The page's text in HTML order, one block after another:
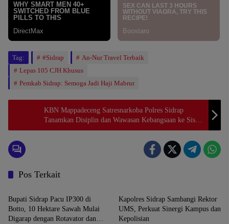
Tag: #Sidrap
An-Nur Travel Terbaik
Lepas 105 CJH Khusus
Pemkab Sidrap: Semoga Jadi Haji Mabrur
KBN Mappadeceng Satresnarkoba Polres Sidrap
Tanamkan Disiplin dan Wawasan Kebangsaan ke Siswa
SMAN 2 Sidrap
Pos Terkait
SIDRAP
Bupati Sidrap Pacu IP300 di
Botto, 10 Hektare Sawah Mulai
Digarap dengan Rotavator dan
Kapolres Sidrap Sambangi Rektor
UMS, Perkuat Sinergi Kampus dan
Kepolisian